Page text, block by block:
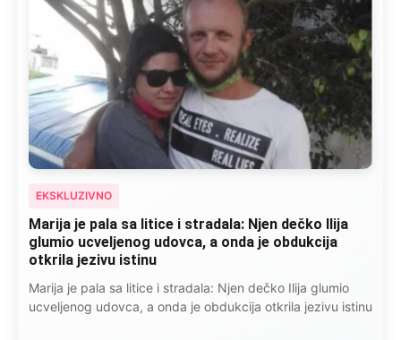
EKSKLUZIVNO
Kad se Marin suprug razbolio ona ga kupala,
pelene mu mijenjala: Jedno jutro je poslao po
čokoladu..
Kad se Marin suprug razbolio ona ga kupala, pelene mu
mijenjala: Jedno jutro je poslao po čokoladu..